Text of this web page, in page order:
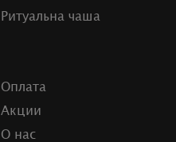
Ритуальна чаша
Оплата
Акции
О нас